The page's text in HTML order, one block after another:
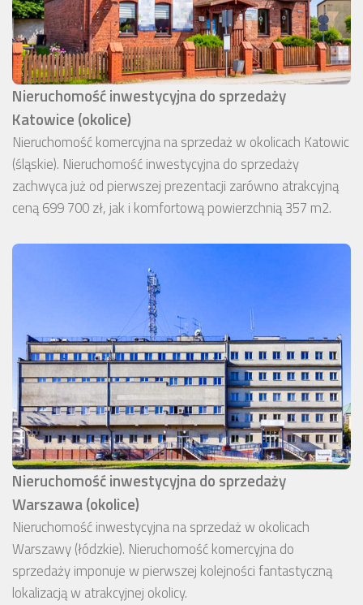
Nieruchomość inwestycyjna do sprzedaży
Katowice (okolice)
Nieruchomość komercyjna na sprzedaż w okolicach Katowic
(śląskie). Nieruchomość inwestycyjna do sprzedaży
zachwyca już od pierwszej prezentacji zarówno atrakcyjną
ceną 699 700 zł, jak i komfortową powierzchnią 357 m2.
Nieruchomość inwestycyjna do sprzedaży
Warszawa (okolice)
Nieruchomość inwestycyjna na sprzedaż w okolicach
Warszawy (łódzkie). Nieruchomość komercyjna do
sprzedaży imponuje w pierwszej kolejności fantastyczną
lokalizacją w atrakcyjnej okolicy.